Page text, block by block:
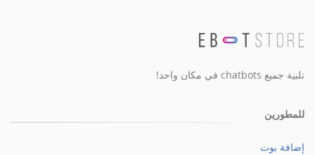
تلبية جميع chatbots في مكان واحد!
للمطورين
إضافة بوت